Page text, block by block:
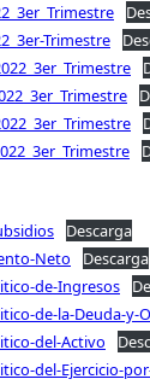
Trimestre
Descarga
Neto
Descarga
de-Ingresos
de-la-Deuda-y-
del-Activo
del-Ejercicio-